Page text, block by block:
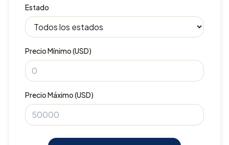
Estado
Precio Mínimo (USD)
Precio Máximo (USD)